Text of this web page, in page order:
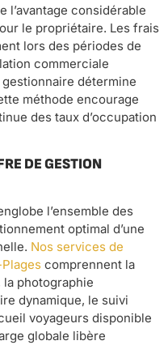
l’avantage considérable
le propriétaire. Les frais
lors des périodes de
commerciale
détermine
méthode encourage
des taux d’occupation
DE GESTION
l’ensemble des
optimal d’une
Nos services de
comprennent la
la photographie
dynamique, le suivi
voyageurs disponible
globale libère